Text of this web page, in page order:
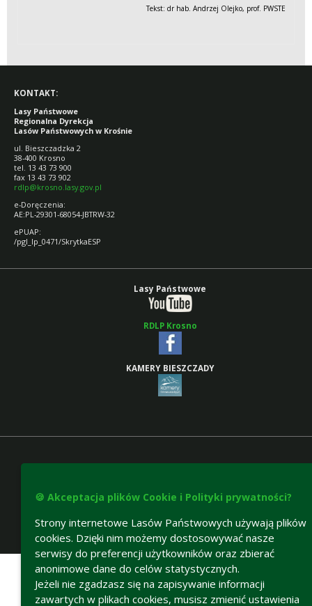
Tekst: dr hab. Andrzej Olejko, prof. PWSTE
KONTAKT:
Lasy Państwowe
Regionalna Dyrekcja
Lasów Państwowych w Krośnie
ul. Bieszczadzka 2
38-400 Krosno
tel. 13 43 73 900
fax 13 43 73 902
rdlp@krosno.lasy.gov.pl
e-Doręczenia:
AE:PL-29301-68054-JBTRW-32
ePUAP:
/pgl_lp_0471/SkrytkaESP
Lasy Państwowe
RDLP Krosno
KAMERY BIESZCZADY
Deklaracja dostępności
🍪 Akceptacja plików Cookie i Polityki prywatności?
Strony internetowe Lasów Państwowych używają plików
cookies. Dzięki nim możemy dostosowywać nasze
serwisy do preferencji użytkowników oraz zbierać
anonimowe dane do celów statystycznych.
Jeżeli nie zgadzasz się na zapisywanie informacji
zawartych w plikach cookies, musisz zmienić ustawienia